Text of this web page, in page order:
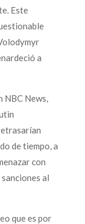
Este
a
NBC News,
de tiempo, a
con
al
que es por